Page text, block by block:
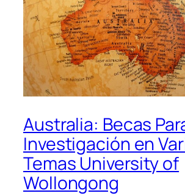
Australia: Becas
Investigación en
Temas University of
Wollongong